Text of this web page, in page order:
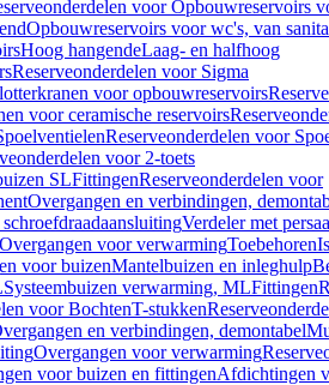
voor Opbouwreservoirs
Opbouwreservoirs voor wc's, van
Hoog hangendeLaag- en halfhoog
Reserveonderdelen voor Sigma
voor opbouwreservoirs
voor ceramische reservoirs
Reserveonderdelen voor
voor 2-toets
SLFittingenReserveonderdelen voor
Overgangen en verbindingen,
Verdeler met
voor verwarmingToebehoren
voor buizenMantelbuizen en inleghulp
Systeembuizen verwarming, MLFittingen
voor BochtenT-stukken
en verbindingen, demontabel
Overgangen voor verwarming
voor buizen en fittingenAfdichtingen